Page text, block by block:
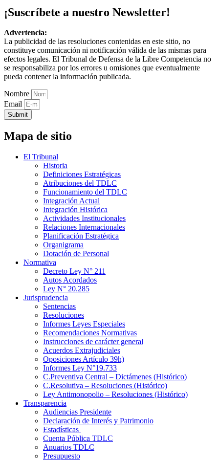
¡Suscríbete a nuestro Newsletter!
Advertencia:
La publicidad de las resoluciones contenidas en este sitio, no
constituye comunicación ni notificación válida de las mismas para
efectos legales. El Tribunal de Defensa de la Libre Competencia no
se responsabiliza por los errores u omisiones que eventualmente
pueda contener la información publicada.
Nombre
Email
Submit
Mapa de sitio
El Tribunal
Historia
Definiciones Estratégicas
Atribuciones del TDLC
Funcionamiento del TDLC
Integración Actual
Integración Histórica
Actividades Institucionales
Relaciones Internacionales
Planificación Estratégica
Organigrama
Dotación de Personal
Normativa
Decreto Ley N° 211
Autos Acordados
Ley N° 20.285
Jurisprudencia
Sentencias
Resoluciones
Informes Leyes Especiales
Recomendaciones Normativas
Instrucciones de carácter general
Acuerdos Extrajudiciales
Oposiciones Artículo 39h)
Informes Ley N°19.733
C.Preventiva Central – Dictámenes (Histórico)
C.Resolutiva – Resoluciones (Histórico)
Ley Antimonopolio – Resoluciones (Histórico)
Transparencia
Audiencias Presidente
Declaración de Interés y Patrimonio
Estadísticas
Cuenta Pública TDLC
Anuarios TDLC
Presupuesto